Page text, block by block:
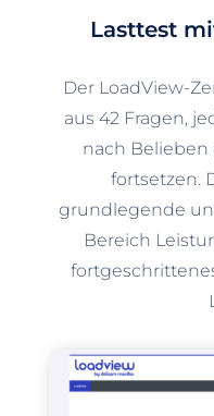
Lasttest
Der LoadView-
aus 42 Fragen,
nach
fortsetzen.
grundlegende
Bereich